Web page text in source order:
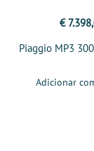
€
Piaggio MP3
Adicionar